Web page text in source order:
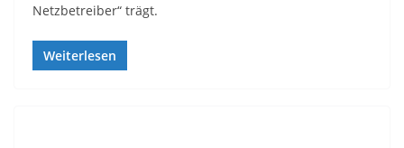
Netzbetreiber“ trägt.
Weiterlesen